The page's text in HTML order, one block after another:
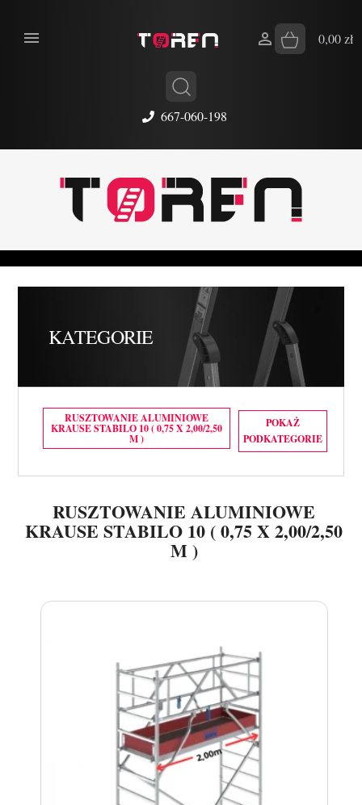
667-060-198
 0,00 zł

KATEGORIE
RUSZTOWANIE ALUMINIOWE
KRAUSE STABILO 10 ( 0,75 X 2,00/2,50
M )
POKAŻ
PODKATEGORIE
RUSZTOWANIE ALUMINIOWE KRAUSE STABILO 10 ( 0,75 X 2,00)
RUSZTOWANIE ALUMINIOWE
KRAUSE STABILO 10 ( 0,75 X 2,00/2,50
M )